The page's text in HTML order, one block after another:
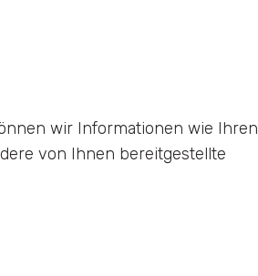
wir Informationen wie Ihren
von Ihnen bereitgestellte